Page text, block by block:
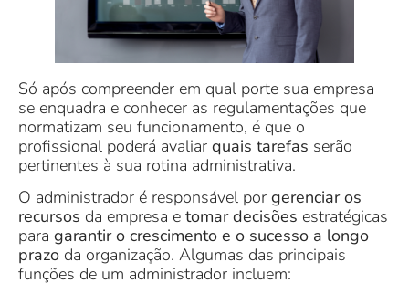
Só após compreender em qual porte sua empresa
se enquadra e conhecer as regulamentações que
normatizam seu funcionamento, é que o
profissional poderá avaliar quais tarefas serão
pertinentes à sua rotina administrativa.
O administrador é responsável por gerenciar os
recursos da empresa e tomar decisões estratégicas
para garantir o crescimento e o sucesso a longo
prazo da organização. Algumas das principais
funções de um administrador incluem: